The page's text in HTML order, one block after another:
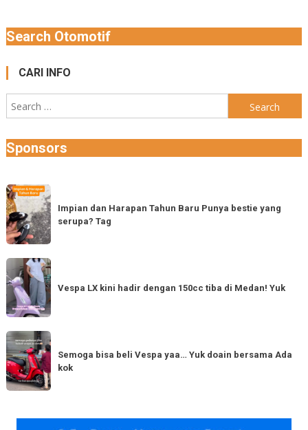
Search Otomotif
CARI INFO
Search
for:
Sponsors
Impian
dan
Harapan
Tahun
Baru
Punya
bestie
yang
Tag
Impian dan Harapan Tahun Baru Punya bestie yang
serupa? Tag
Vespa
LX
kini
hadir
dengan
150cc
tiba
di
Vespa LX kini hadir dengan 150cc tiba di Medan! Yuk
Semoga
bisa
beli
Vespa
Yuk
Semoga bisa beli Vespa yaa… Yuk doain bersama Ada
kok